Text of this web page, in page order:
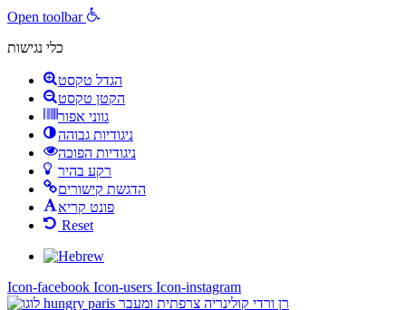
Open toolbar
כלי נגישות
הגדל טקסט
הקטן טקסט
גווני אפור
ניגודיות גבוהה
ניגודיות הפוכה
רקע בהיר
הדגשת קישורים
פונט קריא
Reset
Icon-facebook Icon-users Icon-instagram